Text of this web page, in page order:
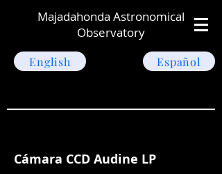
Majadahonda Astronomical
Observatory
English Español
Cámara CCD Audine LP